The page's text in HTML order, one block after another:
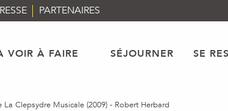
PARTENAIRES
VOIR À FAIRE SÉJOURNER SE
La Clepsydre Musicale (2009) - Robert Herbard